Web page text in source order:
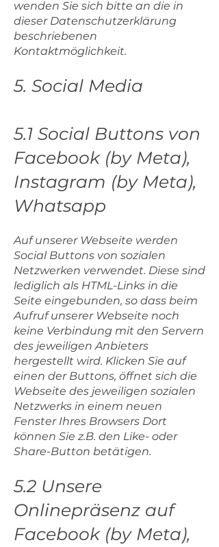
wenden Sie sich bitte an die in
dieser Datenschutzerklärung
beschriebenen
Kontaktmöglichkeit.
5. Social Media
5.1 Social Buttons von
Facebook (by Meta),
Instagram (by Meta),
Whatsapp
Auf unserer Webseite werden
Social Buttons von sozialen
Netzwerken verwendet. Diese sind
lediglich als HTML-Links in die
Seite eingebunden, so dass beim
Aufruf unserer Webseite noch
keine Verbindung mit den Servern
des jeweiligen Anbieters
hergestellt wird. Klicken Sie auf
einen der Buttons, öffnet sich die
Webseite des jeweiligen sozialen
Netzwerks in einem neuen
Fenster Ihres Browsers Dort
können Sie z.B. den Like- oder
Share-Button betätigen.
5.2 Unsere
Onlinepräsenz auf
Facebook (by Meta),